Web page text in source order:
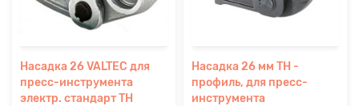
Насадка 26 VALTEC для
пресс-инструмента
электр. стандарт TH
Насадка 26 мм TH -
профиль, для пресс-
инструмента